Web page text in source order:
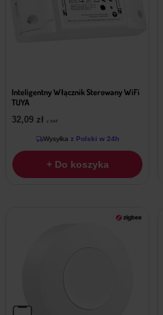
Inteligentny Włącznik Sterowany WiFi
TUYA
32,09 zł z VAT
Wysyłka z Polski w 24h
+ Do koszyka